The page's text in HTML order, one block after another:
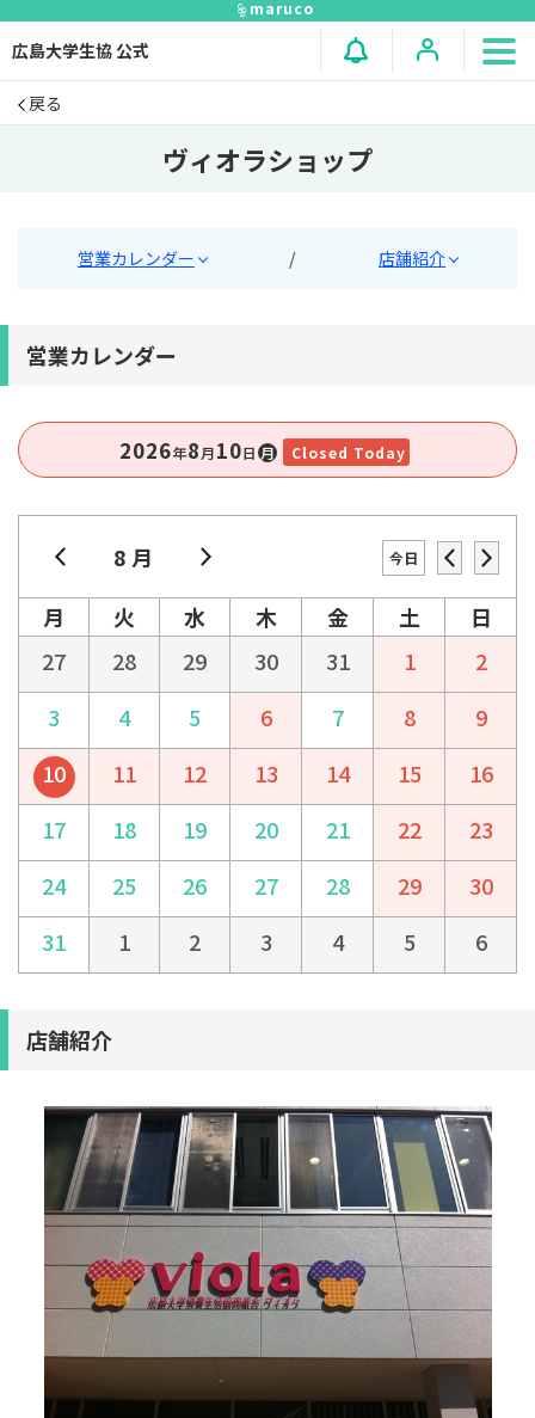
maruco
広島大学生協 公式
戻る
ヴィオラショップ
営業カレンダー / 店舗紹介
営業カレンダー
2026年8⽉10⽇ 月 Closed Today
8 月 今日
月 火 水 木 金 土
日
27
28 29 30 31 1
2
3
4 5 6 7 8
9
10
11 12 13 14 15
16
17
18 19 20 21 22
23
24
25 26 27 28 29
30
31
1 2 3 4 5 6
店舗紹介